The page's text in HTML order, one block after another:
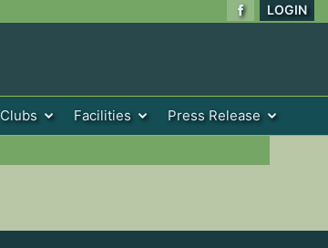
LOGIN
Clubs Facilities Press Release